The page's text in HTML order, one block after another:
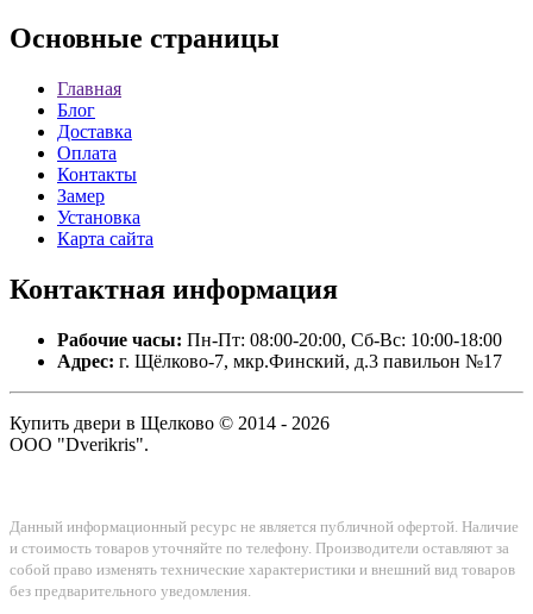
Основные страницы
Главная
Блог
Доставка
Оплата
Контакты
Замер
Установка
Карта сайта
Контактная информация
Рабочие часы: Пн-Пт: 08:00-20:00, Сб-Вс: 10:00-18:00
Адрес: г. Щёлково-7, мкр.Финский, д.3 павильон №17
Купить двери в Щелково © 2014 - 2026
ООО "Dverikris".
Данный информационный ресурс не является публичной офертой. Наличие
и стоимость товаров уточняйте по телефону. Производители оставляют за
собой право изменять технические характеристики и внешний вид товаров
без предварительного уведомления.